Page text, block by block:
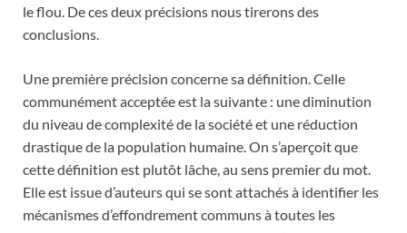
le flou. De ces deux précisions nous tirerons des
conclusions.
Une première précision concerne sa définition. Celle
communément acceptée est la suivante : une diminution
du niveau de complexité de la société et une réduction
drastique de la population humaine. On s’aperçoit que
cette définition est plutôt lâche, au sens premier du mot.
Elle est issue d’auteurs qui se sont attachés à identifier les
mécanismes d’effondrement communs à toutes les